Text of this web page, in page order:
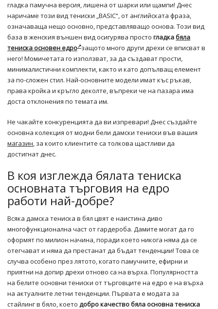
гладка памучна версия, лишена от шарки или щампи! Днес
наричаме този вид тениски „BASIC“, от английската фраза,
означаваща нещо основно, представляващо основа. Този вид
база в женския външен вид осигурява просто гладкабяла
тениска основен едро защото много други дрехи се вписват в
него! Момичетата го използват, за да създават прости,
минималистични комплекти, както и като допълващ елемент
за по-сложен стил. Най-основните модели имат къс ръкав,
права кройка и кръгло деколте, въпреки че на пазара има
доста отклонения по темата им.
Не чакайте конкуренцията да ви изпревари! Днес създайте
основна колекция от модни бели дамски тениски във вашия
магазин, за които клиентите са толкова щастливи да
достигнат днес.
В коя изглежда бялата тениска
основната търговия на едро
работи най-добре?
Всяка дамска тениска в бял цвят е наистина диво
многофункционална част от гардероба. Дамите могат да го
оформят по милион начина, поради което никога няма да се
отегчават и няма да престанат да бъдат тенденции! Това се
случва особено през лятото, когато памучните, ефирни и
приятни на допир дрехи отново са на върха. Популярността
на белите основни тениски от търговците на едро е на върха
на актуалните летни тенденции. Първата е модата за
стайлинг в бяло, което добро качество бяла основна тениска